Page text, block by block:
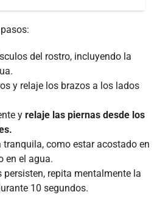
del rostro, incluyendo la
y relaje los brazos a los lados
y relaje las piernas desde los
tranquila, como estar acostado en
en el agua.
repita mentalmente la
10 segundos.